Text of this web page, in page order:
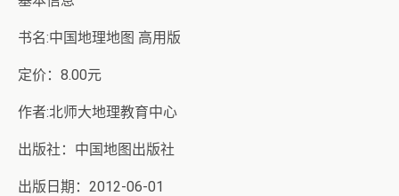
书名:中国地理地图 高用版
定价：8.00元
作者:北师大地理教育中心
出版社：中国地图出版社
出版日期：2012-06-01